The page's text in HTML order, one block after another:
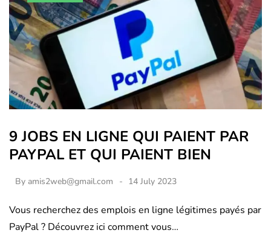
9 JOBS EN LIGNE QUI PAIENT PAR
PAYPAL ET QUI PAIENT BIEN
By amis2web@gmail.com 14 July 2023
Vous recherchez des emplois en ligne légitimes payés par
PayPal ? Découvrez ici comment vous…